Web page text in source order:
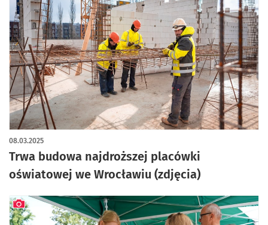
Trwa budowa najdroższej placówki
oświatowej we Wrocławiu (zdjęcia)
08.03.2025
artykuł z galerią zdjęć